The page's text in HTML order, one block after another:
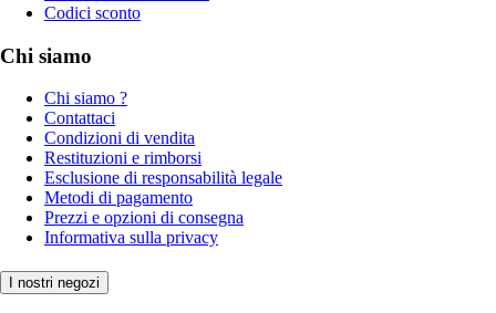
Codici sconto
Chi siamo
Chi siamo ?
Contattaci
Condizioni di vendita
Restituzioni e rimborsi
Esclusione di responsabilità legale
Metodi di pagamento
Prezzi e opzioni di consegna
Informativa sulla privacy
I nostri negozi